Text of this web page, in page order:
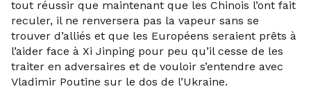
tout réussir que maintenant que les Chinois l’ont fait
reculer, il ne renversera pas la vapeur sans se
trouver d’alliés et que les Européens seraient prêts à
l’aider face à Xi Jinping pour peu qu’il cesse de les
traiter en adversaires et de vouloir s’entendre avec
Vladimir Poutine sur le dos de l’Ukraine.